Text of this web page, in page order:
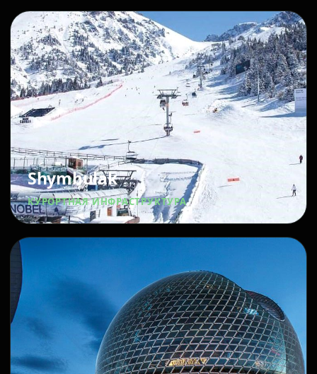
Shymbulak
КУРОРТНАЯ ИНФРАСТРУКТУРА